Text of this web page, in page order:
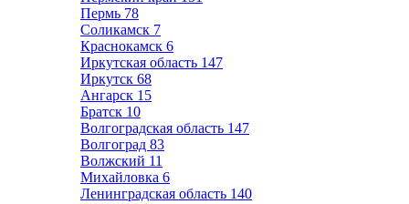
Пермь 78
Соликамск 7
Краснокамск 6
Иркутская область 147
Иркутск 68
Ангарск 15
Братск 10
Волгоградская область 147
Волгоград 83
Волжский 11
Михайловка 6
Ленинградская область 140